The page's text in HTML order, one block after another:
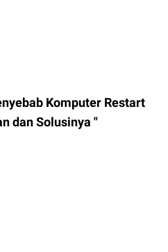
Komputer Restart
dan Solusinya "